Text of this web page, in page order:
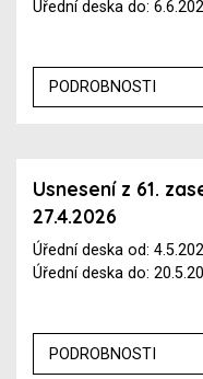
Úřední deska do:
PODROBNOSTI
Usnesení z 61.
27.4.2026
Úřední deska od:
Úřední deska do:
PODROBNOSTI